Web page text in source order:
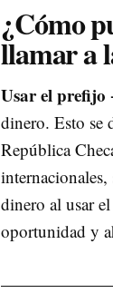
¿Cómo
llamar a
Usar el prefijo
dinero. Esto se
República
dinero al usar
oportunidad y